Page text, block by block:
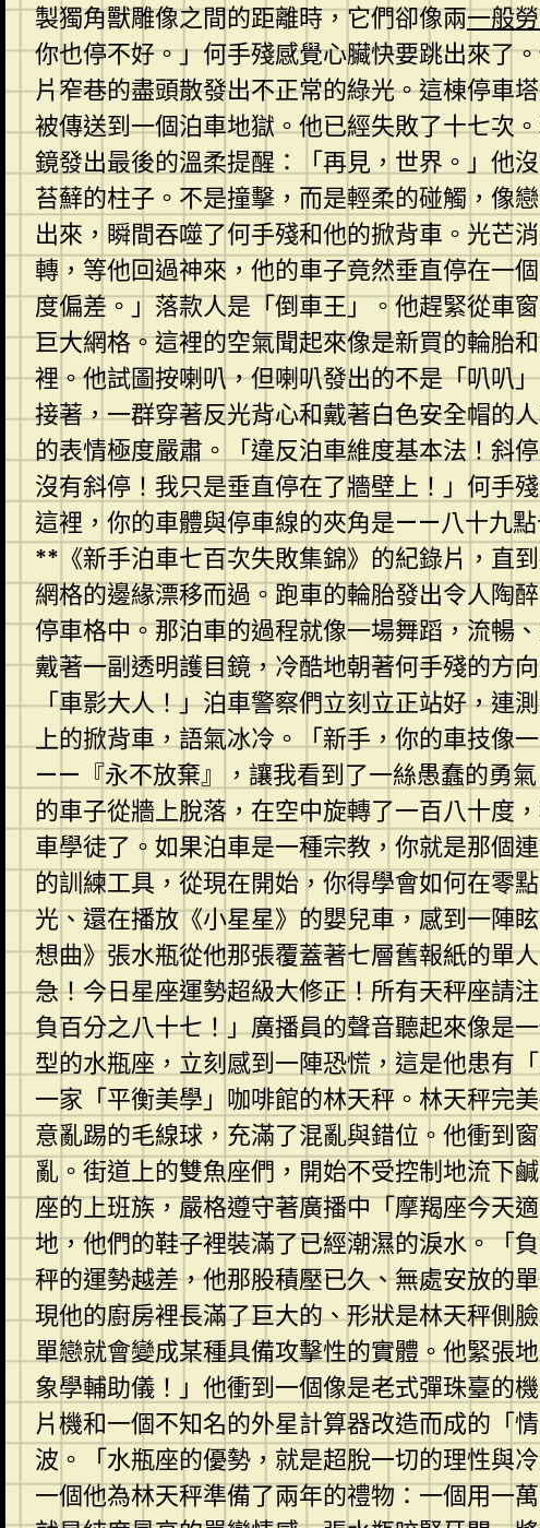
製獨角獸雕像之間的距離時，它們卻像兩一般
你也停不好。」何手殘感覺心臟快要跳出來了
片窄巷的盡頭散發出不正常的綠光。這棟停車
被傳送到一個泊車地獄。他已經失敗了十七次
鏡發出最後的溫柔提醒：「再見，世界。」他
苔蘚的柱子。不是撞擊，而是輕柔的碰觸，像
出來，瞬間吞噬了何手殘和他的掀背車。光芒
轉，等他回過神來，他的車子竟然垂直停在一
度偏差。」落款人是「倒車王」。他趕緊從車
巨大網格。這裡的空氣聞起來像是新買的輪胎
裡。他試圖按喇叭，但喇叭發出的不是「叭叭
接著，一群穿著反光背心和戴著白色安全帽的
的表情極度嚴肅。「違反泊車維度基本法！斜
沒有斜停！我只是垂直停在了牆壁上！」何手
這裡，你的車體與停車線的夾角是——八十九
**《新手泊車七百次失敗集錦》的紀錄片，直
網格的邊緣漂移而過。跑車的輪胎發出令人陶
停車格中。那泊車的過程就像一場舞蹈，流暢
戴著一副透明護目鏡，冷酷地朝著何手殘的方
「車影大人！」泊車警察們立刻立正站好，連
上的掀背車，語氣冰冷。「新手，你的車技像
——『永不放棄』，讓我看到了一絲愚蠢的勇
的車子從牆上脫落，在空中旋轉了一百八十
車學徒了。如果泊車是一種宗教，你就是那個
的訓練工具，從現在開始，你得學會如何在零
光、還在播放《小星星》的嬰兒車，感到一陣
想曲》張水瓶從他那張覆蓋著七層舊報紙的單
急！今日星座運勢超級大修正！所有天秤座請
負百分之八十七！」廣播員的聲音聽起來像是
型的水瓶座，立刻感到一陣恐慌，這是他患有
一家「平衡美學」咖啡館的林天秤。林天秤完
意亂踢的毛線球，充滿了混亂與錯位。他衝到
亂。街道上的雙魚座們，開始不受控制地流下
座的上班族，嚴格遵守著廣播中「摩羯座今天
地，他們的鞋子裡裝滿了已經潮濕的淚水。「
秤的運勢越差，他那股積壓已久、無處安放的
現他的廚房裡長滿了巨大的、形狀是林天秤側
單戀就會變成某種具備攻擊性的實體。他緊張
象學輔助儀！」他衝到一個像是老式彈珠臺的
片機和一個不知名的外星計算器改造而成的「
波。「水瓶座的優勢，就是超脫一切的理性與
一個他為林天秤準備了兩年的禮物：一個用一